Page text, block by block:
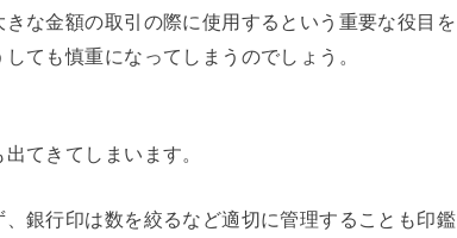
な金額の取引の際に使用するという重要な役目を
ても慎重になってしまうのでしょう。
てきてしまいます。
銀行印は数を絞るなど適切に管理することも印鑑